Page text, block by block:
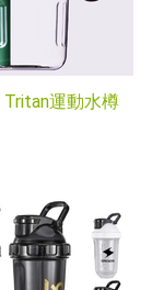
Tritan運動水樽